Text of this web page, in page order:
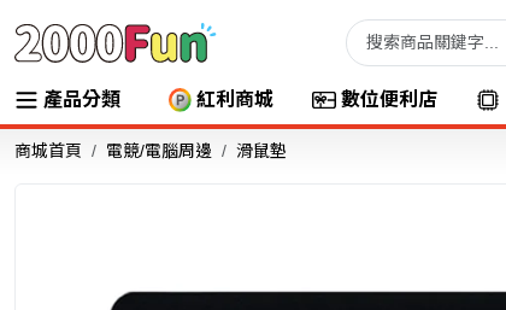
產品分類 紅利商城 數位便利店
商城首頁 電競/電腦周邊 滑鼠墊